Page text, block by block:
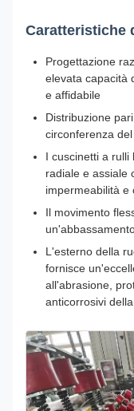
Caratteristiche
Progettazione
elevata capacità
e affidabile
Distribuzione
circonferenza
I cuscinetti a
radiale e assiale
impermeabilità e
Il movimento
L'esterno della
fornisce
all'abrasione,
anticorrosivi